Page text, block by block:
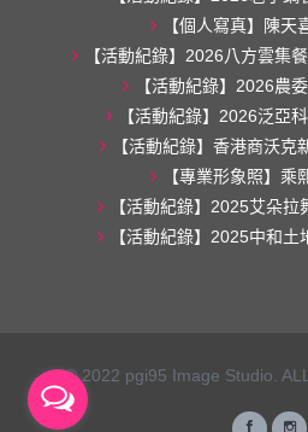
【個人寫真】陳天
【活動紀錄】2026八方雲集
【活動紀錄】2026農
【活動紀錄】2026泛亞
【活動紀錄】香港商沃克
【專業形象照】乘
【活動紀錄】2025艾朵
【活動紀錄】2025中和
© 2022 pgi95 Image Studio.